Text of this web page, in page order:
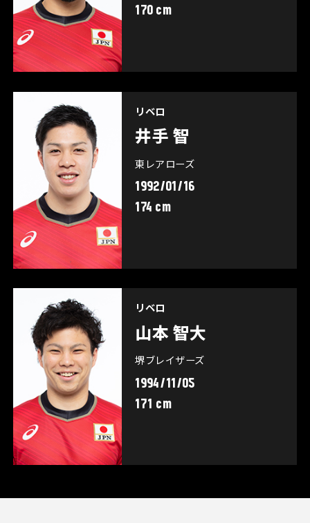
170 cm
リベロ
井手 智
東レアローズ
1992/01/16
174 cm
リベロ
山本 智大
堺ブレイザーズ
1994/11/05
171 cm